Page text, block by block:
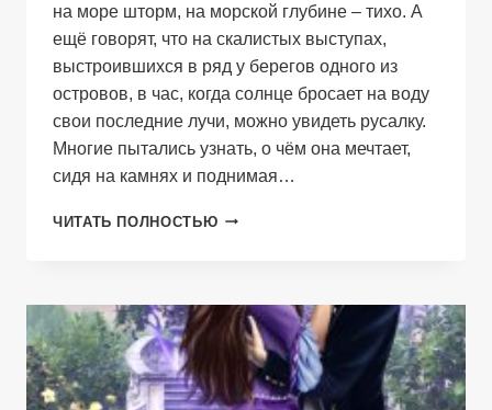
на море шторм, на морской глубине – тихо. А
ещё говорят, что на скалистых выступах,
выстроившихся в ряд у берегов одного из
островов, в час, когда солнце бросает на воду
свои последние лучи, можно увидеть русалку.
Многие пытались узнать, о чём она мечтает,
сидя на камнях и поднимая…
ЧИТАТЬ ПОЛНОСТЬЮ РУСАЛОЧКА